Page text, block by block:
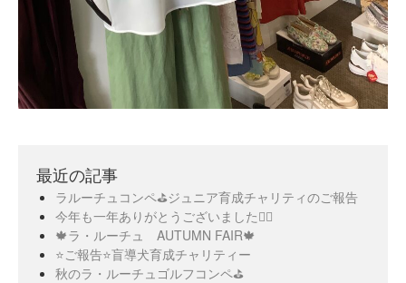
最近の記事
ラルーチュコンペ⛳️ジュニア育成チャリティのご報告
今年も一年ありがとうございました🙇‍♀️
🍁ラ・ルーチュ AUTUMN FAIR🍁
⭐️ご報告⭐️盲導犬育成チャリティー
秋のラ・ルーチュゴルフコンペ⛳️